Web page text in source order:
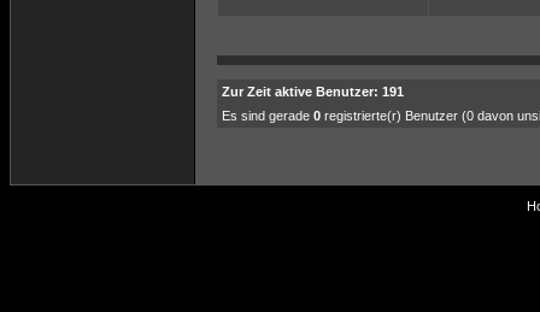
Zur Zeit aktive Benutzer: 191
Es sind gerade 0 registrierte(r) Benutzer (0 davon